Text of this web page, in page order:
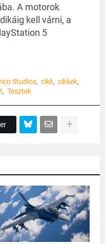
A motorok
kell várni, a
5
Studios cikk cikkek
Tesztek